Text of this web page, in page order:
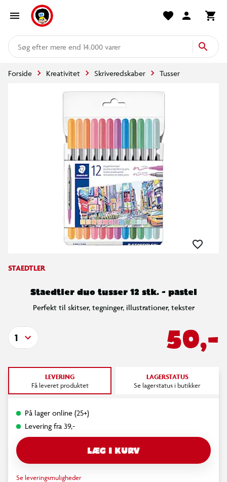
mere end 14.000 varer
Forside Kreativitet Skriveredskaber Tusser
STAEDTLER
Staedtler duo tusser 12 stk. - pastel
Perfekt til skitser, tegninger, illustrationer, tekster
50,-
1
LEVERING
Få leveret produktet
LAGERSTATUS
Se lagerstatus i butikker
På lager online (25+)
Levering fra 39,-
LÆG I KURV
Se leveringsmuligheder